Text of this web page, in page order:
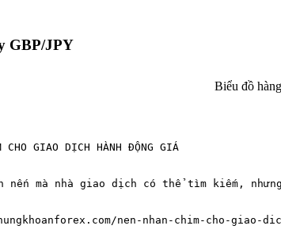
GBP/JPY
Biểu đồ
CHO GIAO DỊCH HÀNH ĐỘNG GIÁ
nến mà nhà giao dịch có thể tìm kiếm,
nen-nhan-chim-cho-giao-